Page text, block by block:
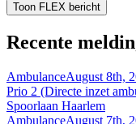
Toon FLEX bericht
Recente
AmbulanceAugust 8th,
Prio 2 (Directe inzet
Spoorlaan Haarlem
AmbulanceAugust 7th,